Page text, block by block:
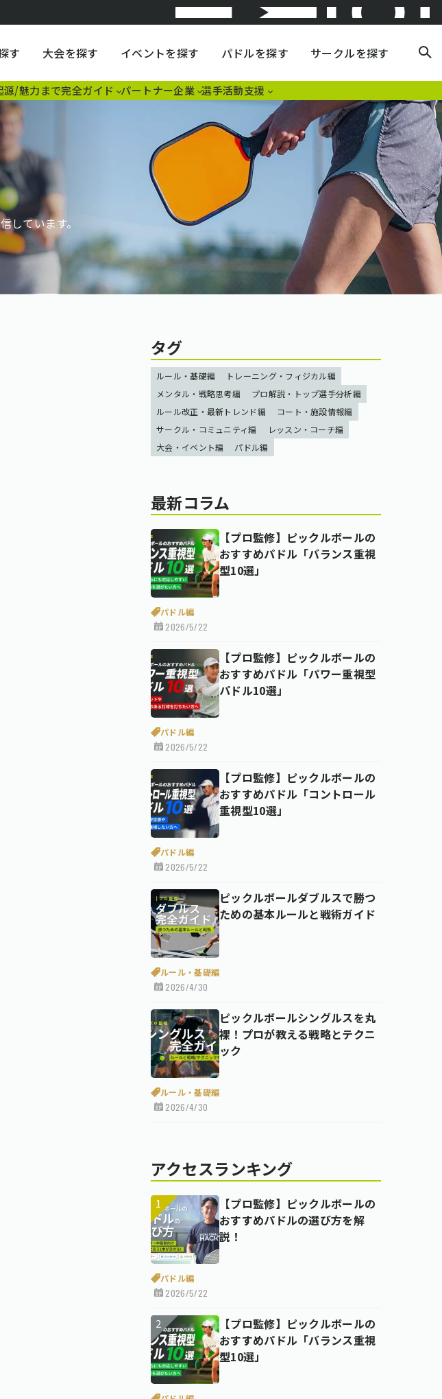
す 大会を探す イベントを探す パドルを探す サークルを探す
/魅力まで完全ガイド パートナー企業 選手活動支援
しています。
タグ
ルール・基礎編
トレーニング・フィジカル編
メンタル・戦略思考編
プロ解説・トップ選手分析編
ルール改正・最新トレンド編
コート・施設情報編
サークル・コミュニティ編
レッスン・コーチ編
大会・イベント編
パドル編
最新コラム
【プロ監修】ピックルボールの
おすすめパドル「バランス重視
型10選」
パドル編
2026/5/22
【プロ監修】ピックルボールの
おすすめパドル「パワー重視型
パドル10選」
パドル編
2026/5/22
【プロ監修】ピックルボールの
おすすめパドル「コントロール
重視型10選」
パドル編
2026/5/22
ピックルボールダブルスで勝つ
ための基本ルールと戦術ガイド
ルール・基礎編
2026/4/30
ピックルボールシングルスを丸
裸！プロが教える戦略とテクニ
ック
ルール・基礎編
2026/4/30
アクセスランキング
【プロ監修】ピックルボールの
おすすめパドルの選び方を解
説！
パドル編
2026/5/22
【プロ監修】ピックルボールの
おすすめパドル「バランス重視
型10選」